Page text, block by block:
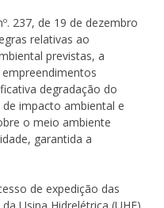
237, de 19 de dezembro
relativas ao
previstas, a
degradação do
impacto ambiental e
o meio ambiente
garantida a
de expedição das